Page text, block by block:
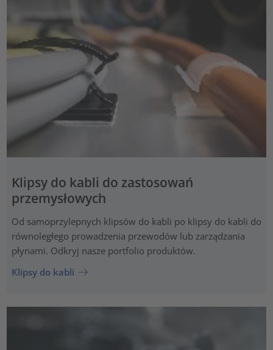
Klipsy do kabli do zastosowań
przemysłowych
Od samoprzylepnych klipsów do kabli po klipsy do kabli do
równoległego prowadzenia przewodów lub zarządzania
płynami. Odkryj nasze portfolio produktów.
Klipsy do kabli